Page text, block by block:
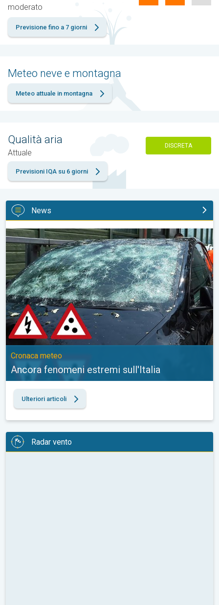
moderato
Previsione fino a 7 giorni
Meteo neve e montagna
Meteo attuale in montagna
Qualità aria
Attuale
DISCRETA
Previsioni IQA su 6 giorni
News
Ancora fenomeni estremi sull'Italia. Cronaca meteo. . .
Cronaca meteo
Ancora fenomeni estremi sull'Italia
Ulteriori articoli
Radar vento